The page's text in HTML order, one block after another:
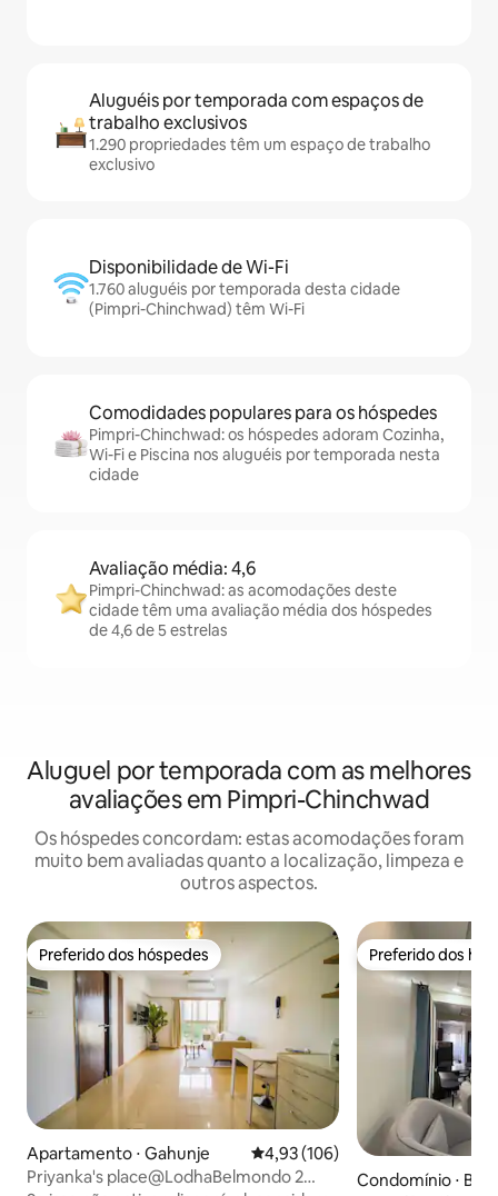
Aluguéis por temporada com espaços de
trabalho exclusivos
1.290 propriedades têm um espaço de trabalho
exclusivo
Disponibilidade de Wi-Fi
1.760 aluguéis por temporada desta cidade
(Pimpri-Chinchwad) têm Wi-Fi
Comodidades populares para os hóspedes
Pimpri-Chinchwad: os hóspedes adoram Cozinha,
Wi-Fi e Piscina nos aluguéis por temporada nesta
cidade
Avaliação média: 4,6
Pimpri-Chinchwad: as acomodações deste
cidade têm uma avaliação média dos hóspedes
de 4,6 de 5 estrelas
Aluguel por temporada com as melhores
avaliações em Pimpri-Chinchwad
Os hóspedes concordam: estas acomodações foram
muito bem avaliadas quanto a localização, limpeza e
outros aspectos.
Preferido dos hóspedes
Preferido dos hóspedes
Apartamento ⋅ Gahunje 4,93 de uma avaliação média de
4,93 (106)
Priyanka's place@LodhaBelmondo 2
Preferido dos
Preferido dos
Condomínio ⋅